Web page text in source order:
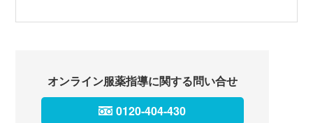
オンライン服薬指導に関する問い合せ
0120-404-430